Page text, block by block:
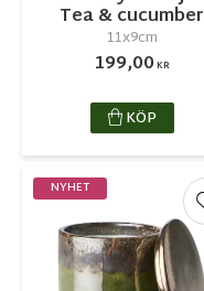
Tea & cucumber
11x9cm
199,00KR
KÖP
NYHET